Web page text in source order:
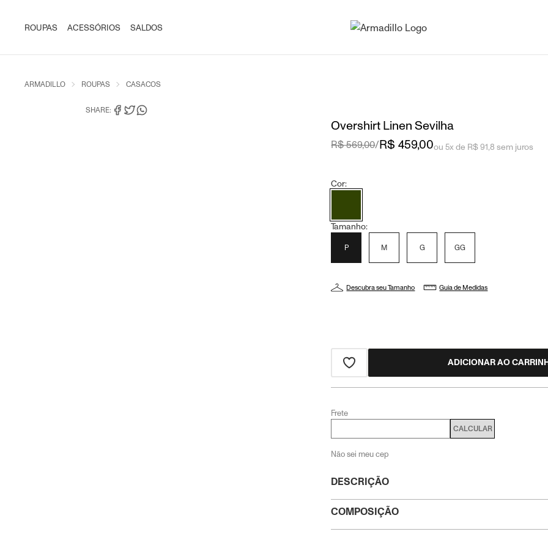
ROUPAS ACESSÓRIOS SALDOS
ARMADILLO ROUPAS CASACOS
SHARE:
Overshirt Linen Sevilha
DESCRIÇÃO
COMPOSIÇÃO
R$ 569,00/R$ 459,00ou 5x de R$ 91,8 sem juros
Cor:
Tamanho:
P M G GG
Descubra seu Tamanho Guia de Medidas
ADICIONAR AO
Frete
CALCULAR
Não sei meu cep